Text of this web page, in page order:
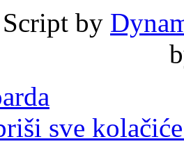
by
sve